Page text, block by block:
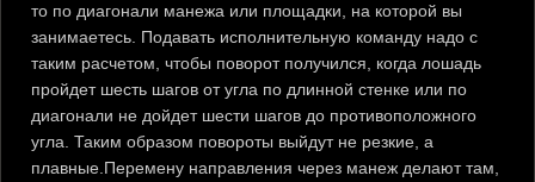
то по диагонали манежа или площадки, на которой вы
занимаетесь. Подавать исполнительную команду надо с
таким расчетом, чтобы поворот получился, когда лошадь
пройдет шесть шагов от угла по длинной стенке или по
диагонали не дойдет шести шагов до противоположного
угла. Таким образом повороты выйдут не резкие, а
плавные.Перемену направления через манеж делают там,